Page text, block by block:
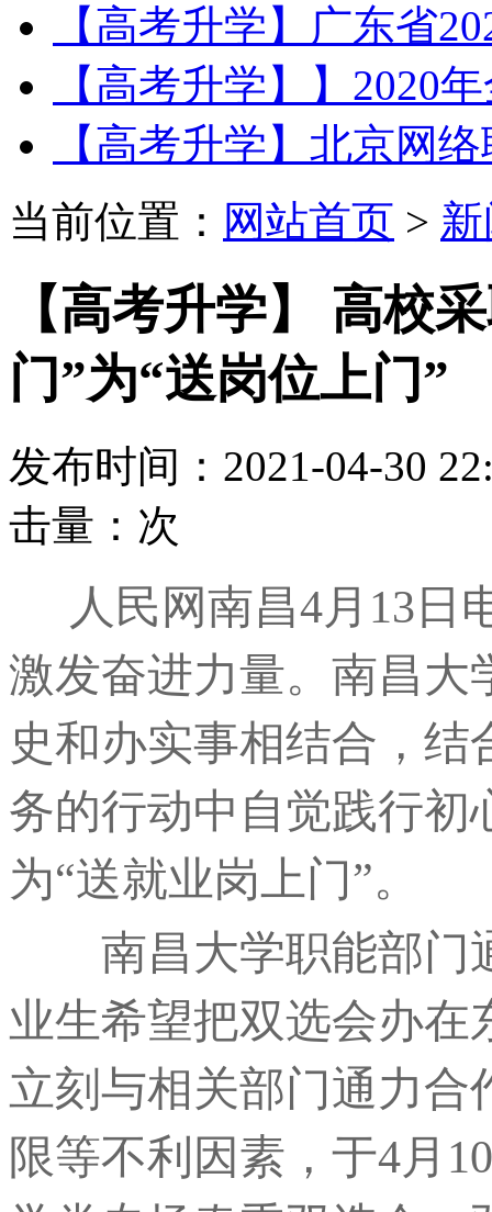
【高考升学】广东省
【高考升学】】2020
【高考升学】北京网
当前位置： 网站首页 >
【高考升学】 高校
门”为“送岗位上门”
发布时间：2021-04-30
击量： 次
人民网南昌4月13日
激发奋进力量。南昌大
史和办实事相结合，
务的行动中自觉践行初
为“送就业岗上门”。
南昌大学职能部门
业生希望把双选会办在
立刻与相关部门通力合
限等不利因素，于4月